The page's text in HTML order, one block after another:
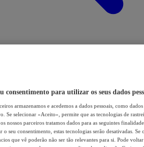
iGaming HubA BOLA SUGEREBarba
consentimento para utilizar os seus dados
armazenamos e acedemos a dados pessoais, como
Se selecionar «Aceito», permite que as tecnologias de
nossos parceiros tratamos dados para as seguintes
seu consentimento, estas tecnologias serão desativadas. Se
que vê poderão não ser tão relevantes para si. Pode voltar